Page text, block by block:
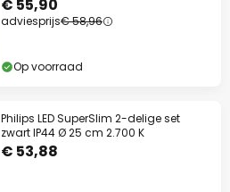
€ 55,90
adviesprijs€ 58,96
Op voorraad
Philips LED SuperSlim 2-delige set
zwart IP44 Ø 25 cm 2.700 K
€ 53,88